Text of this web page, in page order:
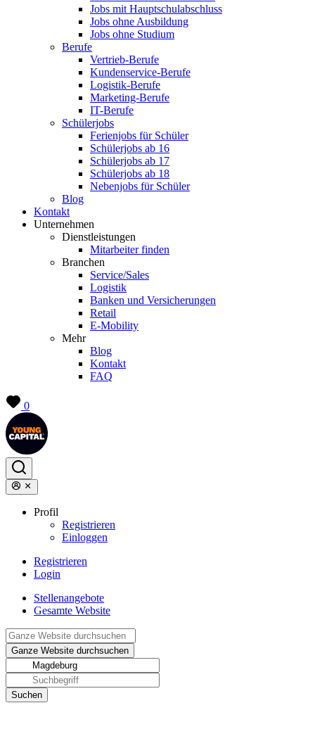
Jobs mit Hauptschulabschluss
Jobs ohne Ausbildung
Jobs ohne Studium
Berufe
Vertrieb-Berufe
Kundenservice-Berufe
Logistik-Berufe
Marketing-Berufe
IT-Berufe
Schülerjobs
Ferienjobs für Schüler
Schülerjobs ab 16
Schülerjobs ab 17
Schülerjobs ab 18
Nebenjobs für Schüler
Blog
Kontakt
Unternehmen
Dienstleistungen
Mitarbeiter finden
Branchen
Service/Sales
Logistik
Banken und Versicherungen
Retail
E-Mobility
Mehr
Blog
Kontakt
FAQ
0
Profil
Registrieren
Einloggen
Registrieren
Login
Stellenangebote
Gesamte Website